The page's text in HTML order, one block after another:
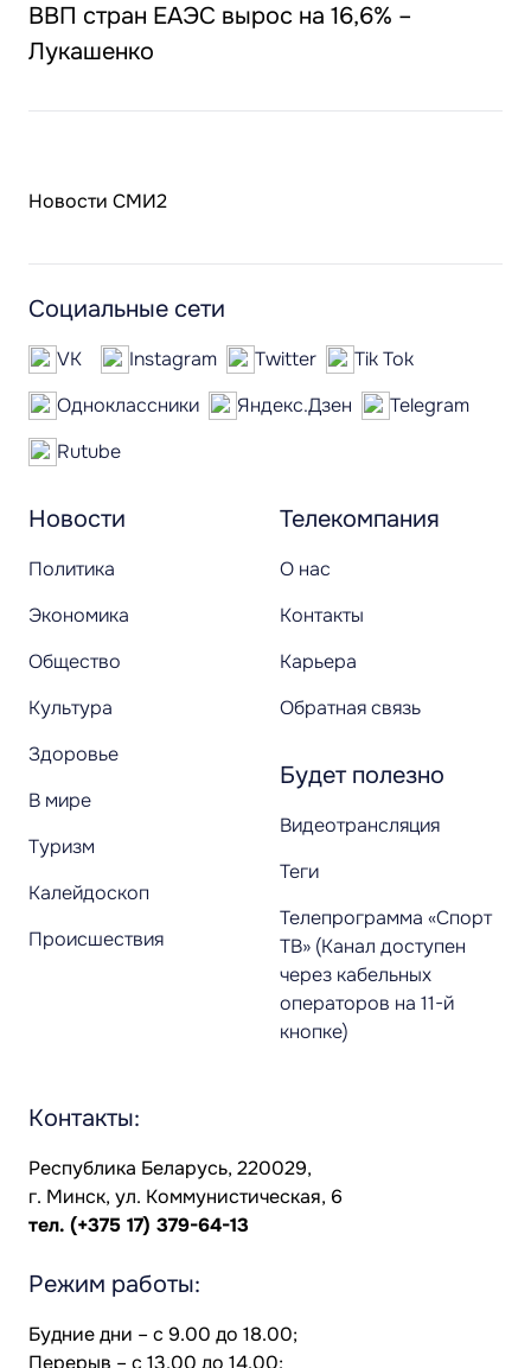
ВВП стран ЕАЭС вырос на 16,6% –
Лукашенко
Новости СМИ2
Новости
Политика
Экономика
Общество
Культура
Здоровье
В мире
Туризм
Калейдоскоп
Происшествия
Телекомпания
О нас
Контакты
Карьера
Обратная связь
Будет полезно
Видеотрансляция
Теги
Телепрограмма «Спорт
ТВ» (Канал доступен
через кабельных
операторов на 11-й
кнопке)
Социальные сети
VK Instagram Twitter
Tik Tok
Одноклассники
Яндекс.Дзен
Telegram
Rutube
Контакты:
Республика Беларусь, 220029,
г. Минск, ул. Коммунистическая, 6
тел. (+375 17) 379-64-13
Режим работы:
Будние дни – с 9.00 до 18.00;
Перерыв – с 13.00 до 14.00;